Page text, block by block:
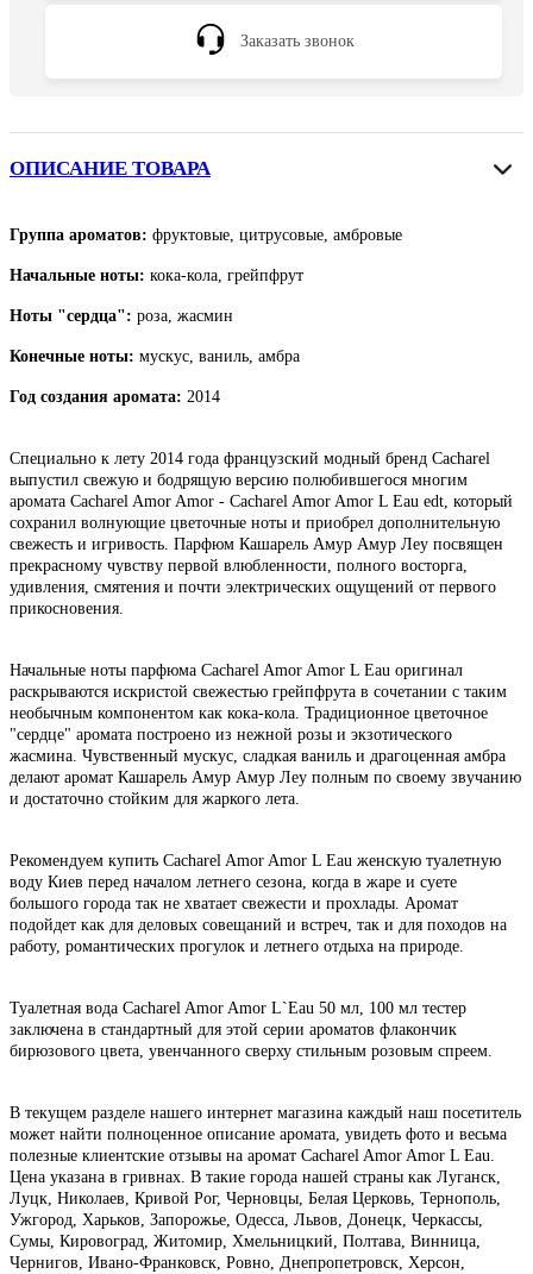
Заказать звонок
ОПИСАНИЕ ТОВАРА
Группа ароматов: фруктовые, цитрусовые, амбровые
Начальные ноты: кока-кола, грейпфрут
Ноты "сердца": роза, жасмин
Конечные ноты: мускус, ваниль, амбра
Год создания аромата: 2014
Специально к лету 2014 года французский модный бренд Cacharel
выпустил свежую и бодрящую версию полюбившегося многим
аромата Cacharel Amor Amor - Cacharel Amor Amor L Eau edt, который
сохранил волнующие цветочные ноты и приобрел дополнительную
свежесть и игривость. Парфюм Кашарель Амур Амур Леу посвящен
прекрасному чувству первой влюбленности, полного восторга,
удивления, смятения и почти электрических ощущений от первого
прикосновения.
Начальные ноты парфюма Cacharel Amor Amor L Eau оригинал
раскрываются искристой свежестью грейпфрута в сочетании с таким
необычным компонентом как кока-кола. Традиционное цветочное
"сердце" аромата построено из нежной розы и экзотического
жасмина. Чувственный мускус, сладкая ваниль и драгоценная амбра
делают аромат Кашарель Амур Амур Леу полным по своему звучанию
и достаточно стойким для жаркого лета.
Рекомендуем купить Cacharel Amor Amor L Eau женскую туалетную
воду Киев перед началом летнего сезона, когда в жаре и суете
большого города так не хватает свежести и прохлады. Аромат
подойдет как для деловых совещаний и встреч, так и для походов на
работу, романтических прогулок и летнего отдыха на природе.
Туалетная вода Cacharel Amor Amor L`Eau 50 мл, 100 мл тестер
заключена в стандартный для этой серии ароматов флакончик
бирюзового цвета, увенчанного сверху стильным розовым спреем.
В текущем разделе нашего интернет магазина каждый наш посетитель
может найти полноценное описание аромата, увидеть фото и весьма
полезные клиентские отзывы на аромат Cacharel Amor Amor L Eau.
Цена указана в гривнах. В такие города нашей страны как Луганск,
Луцк, Николаев, Кривой Рог, Черновцы, Белая Церковь, Тернополь,
Ужгород, Харьков, Запорожье, Одесса, Львов, Донецк, Черкассы,
Сумы, Кировоград, Житомир, Хмельницкий, Полтава, Винница,
Чернигов, Ивано-Франковск, Ровно, Днепропетровск, Херсон,